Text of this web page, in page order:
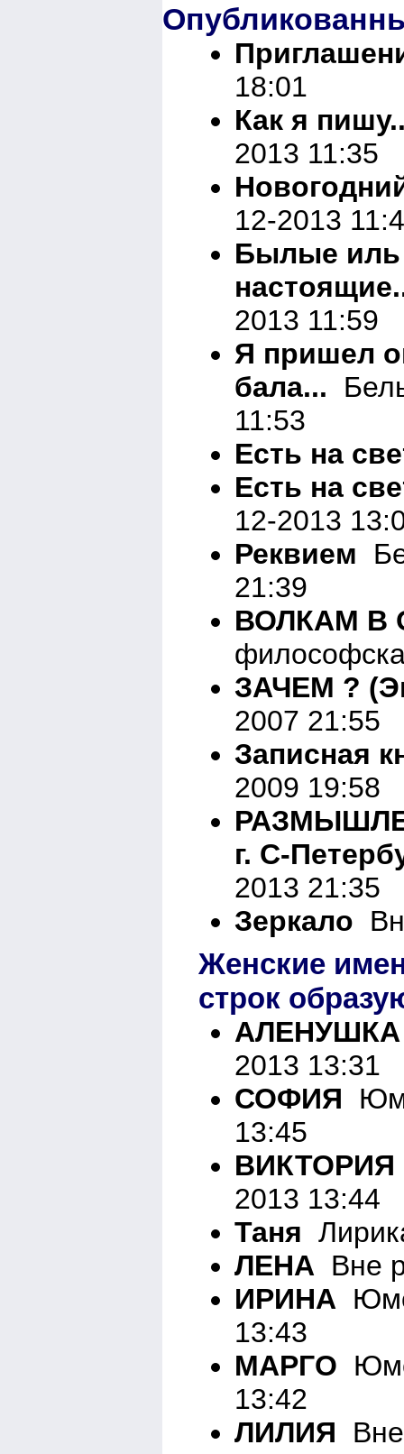
18:01
Как я
2013 11:35
12-2013
Былые иль
2013 11:59
Я пришел
бала...
11:53
Есть на
Есть на
12-2013
Реквием
21:39
ВОЛКАМ В
ЗАЧЕМ ?
2007 21:55
Записная
2009 19:58
г. С-
2013 21:35
Зеркало
Женские
строк
2013 13:31
СОФИЯ
13:45
ВИКТОРИЯ
2013 13:44
Таня
ЛЕНА Вне
ИРИНА
13:43
МАРГО
13:42
ЛИЛИЯ